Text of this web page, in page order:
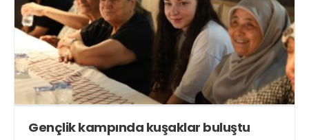
Gençlik kampında kuşaklar buluştu